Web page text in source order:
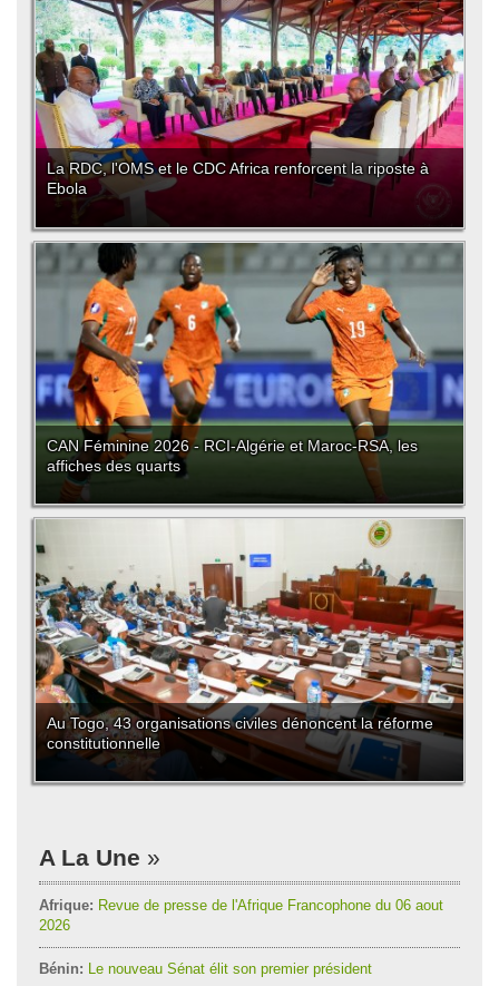
La RDC, l'OMS et le CDC Africa renforcent la riposte à
Ebola
CAN Féminine 2026 - RCI-Algérie et Maroc-RSA, les
affiches des quarts
Au Togo, 43 organisations civiles dénoncent la réforme
constitutionnelle
A La Une
Afrique: Revue de presse de l'Afrique Francophone du 06 aout
2026
Bénin: Le nouveau Sénat élit son premier président